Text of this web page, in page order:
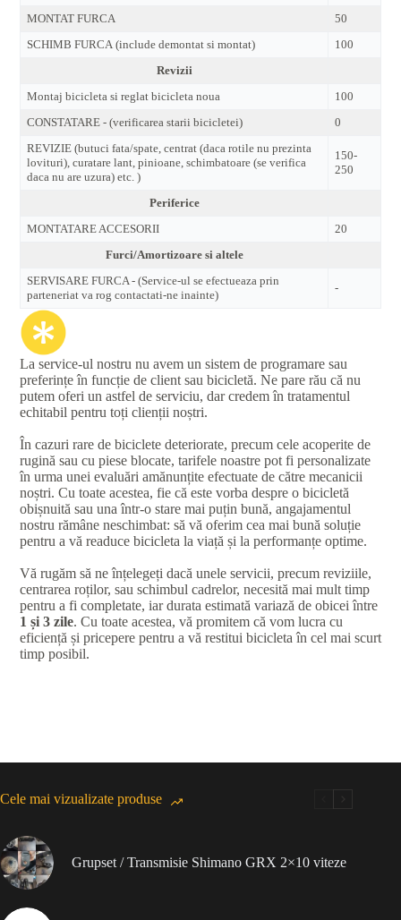
MONTAT FURCA
50
SCHIMB FURCA (include demontat si montat)
100
Revizii
Montaj bicicleta si reglat bicicleta noua
100
CONSTATARE - (verificarea starii bicicletei)
0
REVIZIE (butuci fata/spate, centrat (daca rotile nu prezinta
lovituri), curatare lant, pinioane, schimbatoare (se verifica
daca nu are uzura) etc. )
150-
250
Periferice
MONTATARE ACCESORII
20
Furci/Amortizoare si altele
SERVISARE FURCA - (Service-ul se efectueaza prin
parteneriat va rog contactati-ne inainte)
-
La service-ul nostru nu avem un sistem de programare sau
preferințe în funcție de client sau bicicletă. Ne pare rău că nu
putem oferi un astfel de serviciu, dar credem în tratamentul
echitabil pentru toți clienții noștri.
În cazuri rare de biciclete deteriorate, precum cele acoperite de
rugină sau cu piese blocate, tarifele noastre pot fi personalizate
în urma unei evaluări amănunțite efectuate de către mecanicii
noștri. Cu toate acestea, fie că este vorba despre o bicicletă
obișnuită sau una într-o stare mai puțin bună, angajamentul
nostru rămâne neschimbat: să vă oferim cea mai bună soluție
pentru a vă readuce bicicleta la viață și la performanțe optime.
Vă rugăm să ne înțelegeți dacă unele servicii, precum reviziile,
centrarea roților, sau schimbul cadrelor, necesită mai mult timp
pentru a fi completate, iar durata estimată variază de obicei între
1 și 3 zile. Cu toate acestea, vă promitem că vom lucra cu
eficiență și pricepere pentru a vă restitui bicicleta în cel mai scurt
timp posibil.
Cele mai vizualizate produse
Grupset / Transmisie Shimano GRX 2×10 viteze